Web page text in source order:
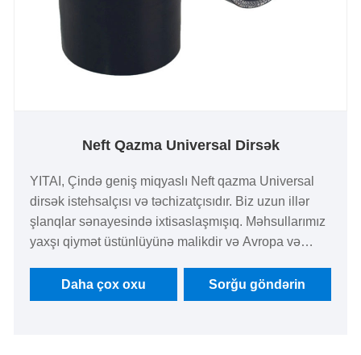
Neft Qazma Universal Dirsək
YITAI, Çində geniş miqyaslı Neft qazma Universal
dirsək istehsalçısı və təchizatçısıdır. Biz uzun illər
şlanqlar sənayesində ixtisaslaşmışıq. Məhsullarımız
yaxşı qiymət üstünlüyünə malikdir və Avropa və
uzunmüddətli tərəfdaşınız olmağı səbirsizliklə
gözləyirik.
Daha çox oxu Sorğu göndərin